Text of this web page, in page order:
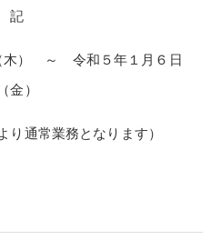
記
木） ～ 令和５年１月６日
（金）
り通常業務となります）